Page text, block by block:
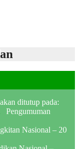
ditutup pada:
Pengumuman
Nasional – 20